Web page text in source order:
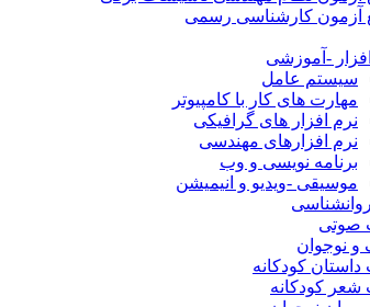
آزمون کارشناسی رسمی
-آموزشی
سیستم عامل
مهارت های کار با کامپیوتر
نرم افزار های گرافیکی
نرم افزارهای مهندسی
برنامه نویسی و وب
موسیقی -ویدیو و انیمیشن
صوتی
و نوجوان
داستان کودکانه
شعر کودکانه